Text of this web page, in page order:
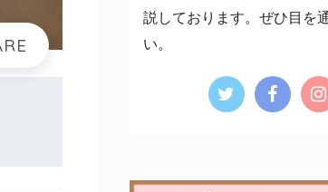
説しております。ぜひ目を
い。